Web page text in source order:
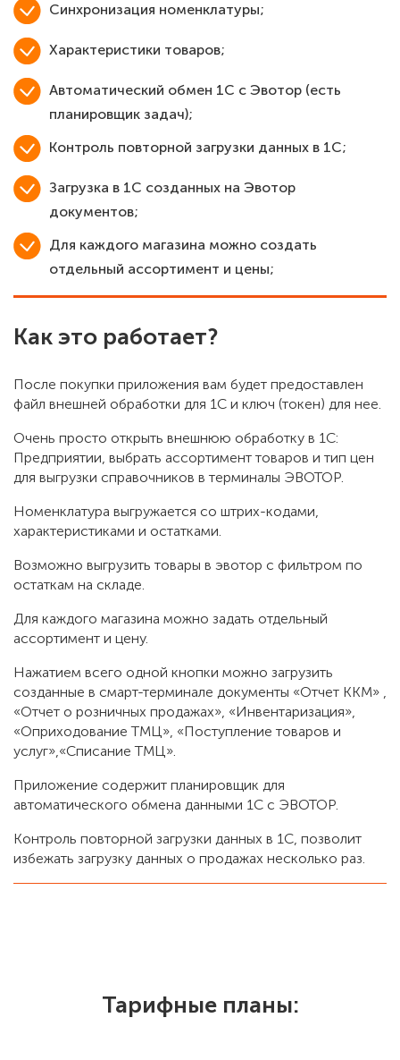
Синхронизация номенклатуры;
Характеристики товаров;
Автоматический обмен 1С с Эвотор (есть
планировщик задач);
Контроль повторной загрузки данных в 1С;
Загрузка в 1С созданных на Эвотор
документов;
Для каждого магазина можно создать
отдельный ассортимент и цены;
Как это работает?
После покупки приложения вам будет предоставлен
файл внешней обработки для 1С и ключ (токен) для нее.
Очень просто открыть внешнюю обработку в 1С:
Предприятии, выбрать ассортимент товаров и тип цен
для выгрузки справочников в терминалы ЭВОТОР.
Номенклатура выгружается со штрих-кодами,
характеристиками и остатками.
Возможно выгрузить товары в эвотор с фильтром по
остаткам на складе.
Для каждого магазина можно задать отдельный
ассортимент и цену.
Нажатием всего одной кнопки можно загрузить
созданные в смарт-терминале документы «Отчет ККМ» ,
«Отчет о розничных продажах», «Инвентаризация»,
«Оприходование ТМЦ», «Поступление товаров и
услуг»,«Списание ТМЦ».
Приложение содержит планировщик для
автоматического обмена данными 1С с ЭВОТОР.
Контроль повторной загрузки данных в 1С, позволит
избежать загрузку данных о продажах несколько раз.
Тарифные планы: